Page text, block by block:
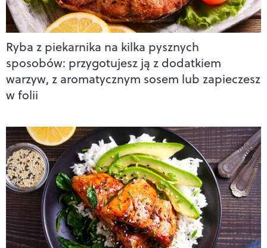
Ryba z piekarnika na kilka pysznych
sposobów: przygotujesz ją z dodatkiem
warzyw, z aromatycznym sosem lub zapieczesz
w folii